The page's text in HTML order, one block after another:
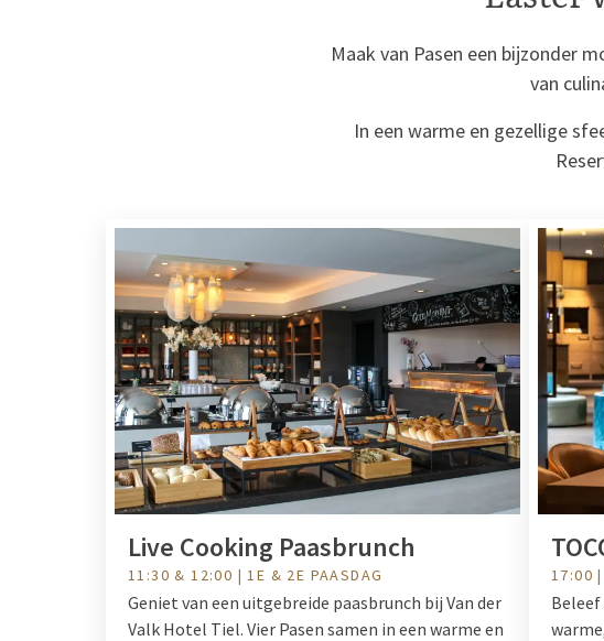
Maak van Pasen een bijzonder
van
In een warme en gezellige
Live Cooking Paasbrunch
11:30 & 12:00 | 1E & 2E PAASDAG
Geniet van een uitgebreide paasbrunch bij Van der
Valk Hotel Tiel. Vier Pasen samen in een warme en
17:00 |
Beleef